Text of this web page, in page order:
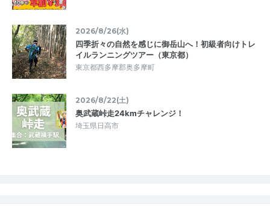
2026/8/26(水)
四季折々の自然を感じに御岳山へ！初級者向けトレ
イルランニングツアー（東京都）
東京都西多摩郡奥多摩町
2026/8/22(土)
奥武蔵峠走24kmチャレンジ！
埼玉県日高市